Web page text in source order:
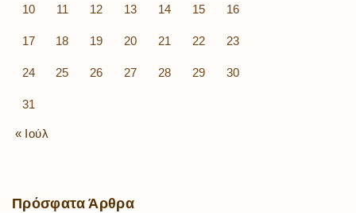
10 11 12 13 14 15 16
17 18 19 20 21 22 23
24 25 26 27 28 29 30
31
« Ιούλ
Πρόσφατα Άρθρα